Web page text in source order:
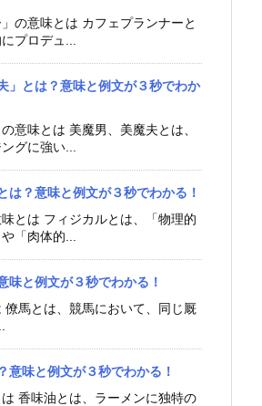
」の意味とは カフェプランナーと
プロデュ...
」とは？意味と例文が３秒でわか
意味とは 美魔男、美魔夫とは、
グに強い...
は？意味と例文が３秒でわかる！
味とは フィジカルとは、「物理的
「肉体的...
味と例文が３秒でわかる！
僚馬とは、競馬において、同じ厩
意味と例文が３秒でわかる！
は 香味油とは、ラーメンに独特の